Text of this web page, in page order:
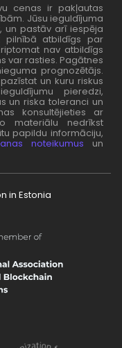
cenas ir pakļautas
Jūsu ieguldījuma
un pastāv arī iespēja
pilnībā atbildīgs par
nav atbildīgs
var rasties. Pagātnes
prognozētājs.
un kuru riskus
pieredzi,
un riska toleranci un
konsultējieties ar
materiālu nedrīkst
papildu informāciju,
noteikumus un
in Estonia